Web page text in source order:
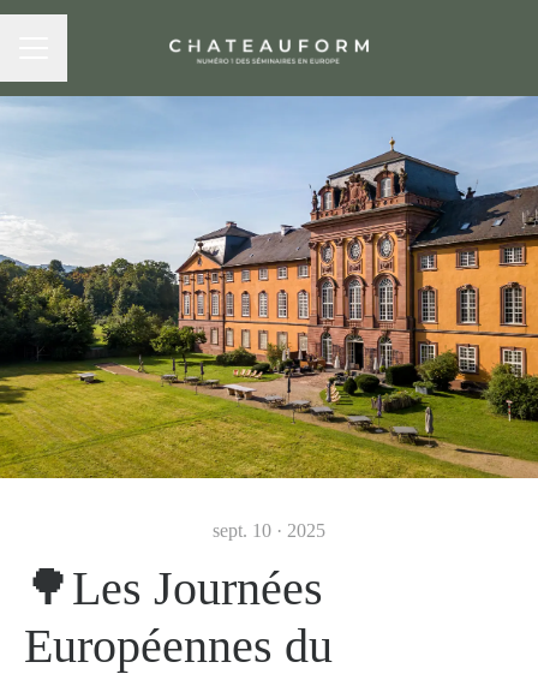
sept. 10 · 2025
🌳Les Journées
Européennes du